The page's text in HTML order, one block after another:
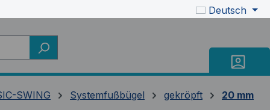
Deutsch
SWING Systemfußbügel gekröpft 20 mm